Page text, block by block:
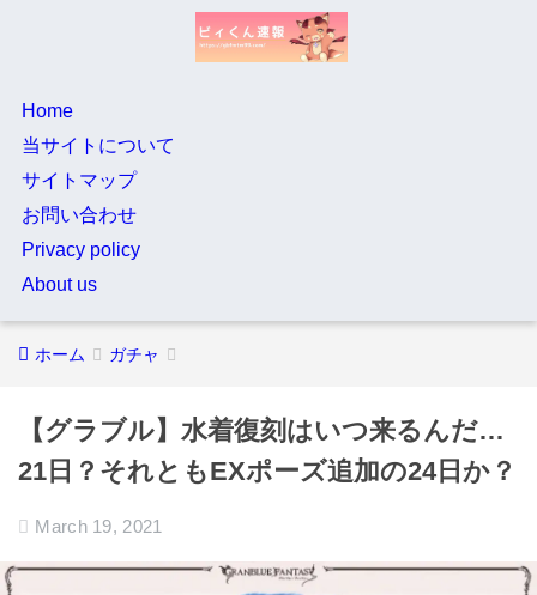
Home
当サイトについて
サイトマップ
お問い合わせ
Privacy policy
About us
ホーム ガチャ
【グラブル】水着復刻はいつ来るんだ…
21日？それともEXポーズ追加の24日か？
March 19, 2021